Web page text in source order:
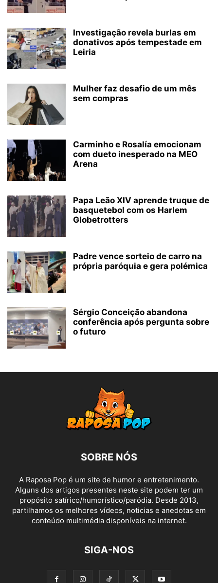
Investigação revela burlas em
donativos após tempestade em
Leiria
Mulher faz desafio de um mês
sem compras
Carminho e Rosalía emocionam
com dueto inesperado na MEO
Arena
Papa Leão XIV aprende truque de
basquetebol com os Harlem
Globetrotters
Padre vence sorteio de carro na
própria paróquia e gera polémica
Sérgio Conceição abandona
conferência após pergunta sobre
o futuro
SOBRE NÓS
A Raposa Pop é um site de humor e entretenimento.
Alguns dos artigos presentes neste site podem ter um
propósito satírico/humorístico/paródia. Desde 2013,
partilhamos os melhores vídeos, noticias e anedotas em
conteúdo multimédia disponíveis na internet.
SIGA-NOS